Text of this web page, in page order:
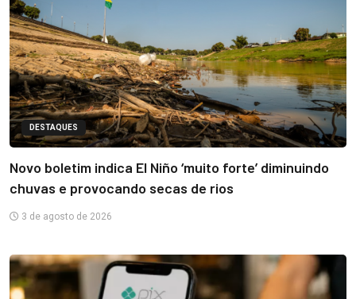
DESTAQUES
Novo boletim indica El Niño ‘muito forte’ diminuindo
chuvas e provocando secas de rios
3 de agosto de 2026